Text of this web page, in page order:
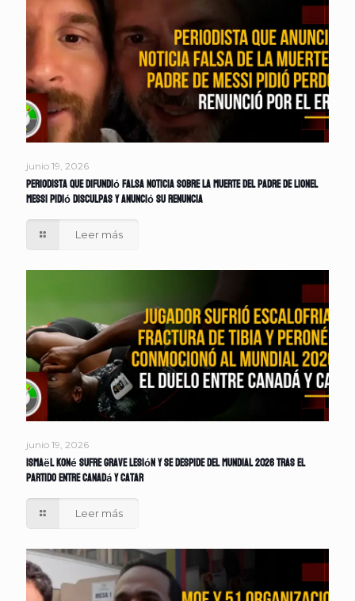
junio 19, 2026
Periodista que difundió falsa noticia sobre la muerte del padre de Lionel
Messi pidió disculpas y anunció su renuncia
Leer más
junio 19, 2026
Ismaël Koné sufre grave lesión y se despide del Mundial 2026 tras el
partido entre Canadá y Catar
Leer más